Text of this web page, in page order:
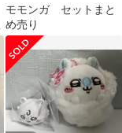
モモンガ セットまと
め売り